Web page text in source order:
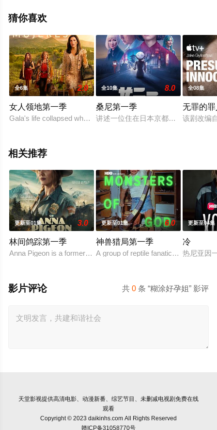
st,Jesper,Ole,Feit,Andersen,Ida,C?cilie,Rasmussen,等演
手机免费观看高清无删减完整版电视剧全集就上天堂电影
网，热播电视剧提前免费观看，更多剧情信息可移步至豆
瓣电视剧、电视猫或剧情网等平台了解。
猜你喜欢
全6集 2.0
女人领地第一季
Gala's life collapsed when her husband accuses family in
全10集 8.0
桑尼第一季
讲述一位住在日本京都的美国女人，
全08集
无罪的
该剧改编
相关推荐
更新至01集 3.0
林间鸽踪第一季
Anna Pigeon is a former city slicker who became a park ranger
更新至01集 6.0
神兽猎局第一季
A group of reptile fanatics builds a
更新至04集
冷
热尼亚因
共0 条 “糊涂好孕姐” 影评
影片评论
天堂影视提供高清电影、动漫新番、综艺节目、未删减电视剧免费在线
观看
Copyright © 2023 daikinhs.com All Rights Reserved
赣ICP备31058770号